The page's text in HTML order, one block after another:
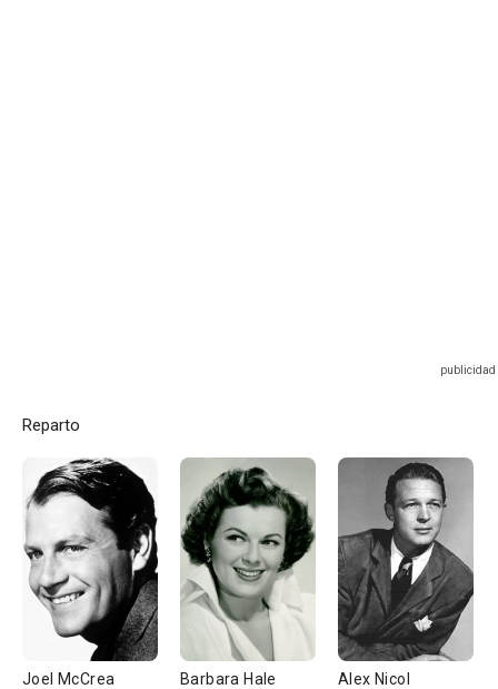
Reparto
Joel McCrea Barbara Hale Alex Nicol